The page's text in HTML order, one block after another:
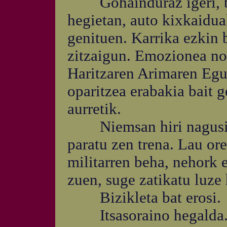
hegietan, auto
genituen. Karrika ezkin
zitzaigun. Emozionea
Haritzaren Arimaren
oparitzea erabakia bait
aurretik.
Niemsan hiri
paratu zen trena. Lau
militarren beha, nehork
zuen, suge zatikatu luze
Bizikleta bat erosi.
Itsasoraino